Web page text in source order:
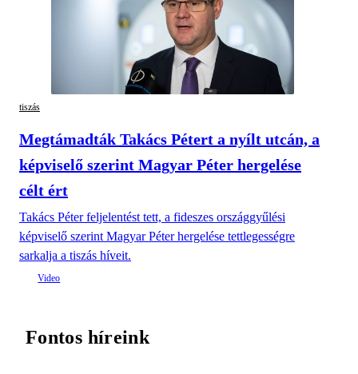
tiszás
Megtámadták Takács Pétert a nyílt utcán, a
képviselő szerint Magyar Péter hergelése
célt ért
Takács Péter feljelentést tett, a fideszes országgyűlési
képviselő szerint Magyar Péter hergelése tettlegességre
sarkalja a tiszás híveit.
Fontos híreink